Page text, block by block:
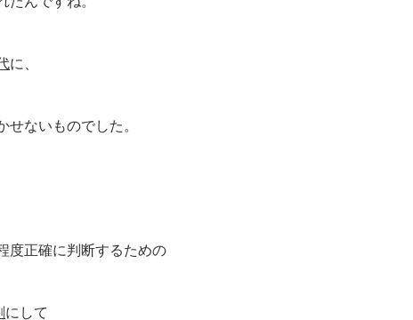
に、
ないものでした。
度正確に判断するための
にして